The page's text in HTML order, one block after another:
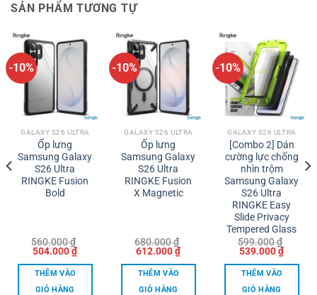
SẢN PHẨM TƯƠNG TỰ
-10%
GALAXY S26 ULTRA
Ốp lưng
Samsung Galaxy
S26 Ultra
RINGKE Fusion
Bold
560.000₫
Giá
là:
560.000 ₫.
504.000₫Giá
hiện
tại
THÊM VÀO
GIỎ HÀNG
-10%
GALAXY S26 ULTRA
Ốp lưng
Samsung Galaxy
S26 Ultra
RINGKE Fusion
X Magnetic
680.000₫
Giá
là:
680.000 ₫.
612.000₫Giá
hiện
tại
THÊM VÀO
GIỎ HÀNG
-10%
GALAXY S26 ULTRA
[Combo 2] Dán
cường lực chống
nhìn trộm
Samsung Galaxy
S26 Ultra
RINGKE Easy
Slide Privacy
Tempered Glass
599.000₫
Giá
là:
599.000 ₫.
539.000₫Giá
hiện
tại
THÊM VÀO
GIỎ HÀNG